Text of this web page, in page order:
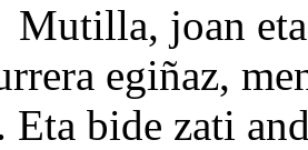
joan eta
egiñaz,
Eta bide zati